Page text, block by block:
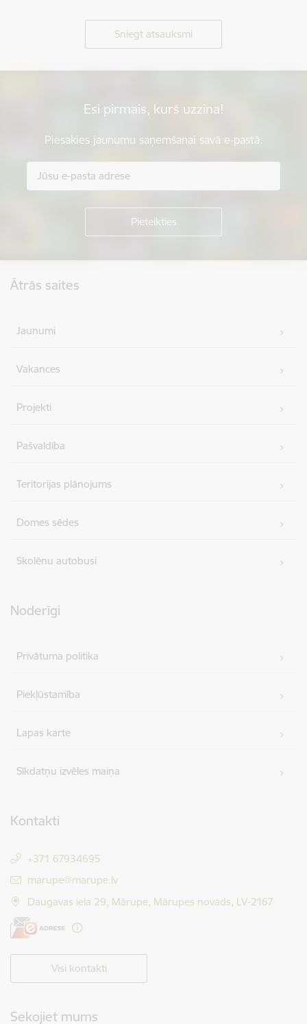
Sniegt atsauksmi
Esi pirmais, kurš uzzina!
Piesakies jaunumu saņemšanai savā e-pastā.
Ātrās saites
Jaunumi
Vakances
Projekti
Pašvaldība
Teritorijas plānojums
Domes sēdes
Skolēnu autobusi
Noderīgi
Privātuma politika
Piekļūstamība
Lapas karte
Sīkdatņu izvēles maiņa
Kontakti
+371 67934695
E-pasts:
marupe@marupe.lv
Daugavas iela 29, Mārupe, Mārupes novads, LV-2167
Visi kontakti
Sekojiet mums